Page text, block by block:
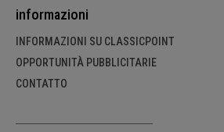
informazioni
INFORMAZIONI SU CLASSICPOINT
OPPORTUNITÀ PUBBLICITARIE
CONTATTO